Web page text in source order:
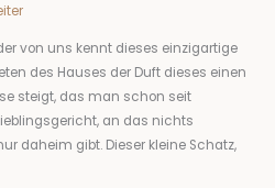
von uns kennt dieses einzigartige
des Hauses der Duft dieses einen
steigt, das man schon seit
an das nichts
daheim gibt. Dieser kleine Schatz,